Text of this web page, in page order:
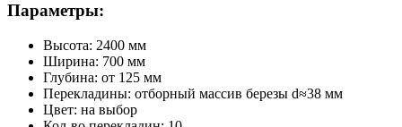
Параметры:
Высота: 2400 мм
Ширина: 700 мм
Глубина: от 125 мм
Перекладины: отборный массив березы d≈38 мм
Цвет: на выбор